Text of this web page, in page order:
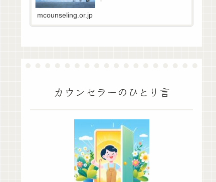
mcounseling.or.jp
カウンセラーのひとり言